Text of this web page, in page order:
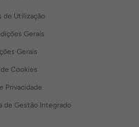
de Utilização
Gerais
Gerais
Cookies
Privacidade
de Gestão Integrado